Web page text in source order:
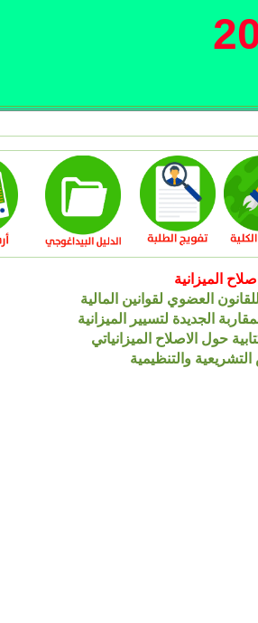
اصلاح الميزانية
العضوي لقوانين المالية
الجديدة لتسيير الميزانية
حول الاصلاح الميزانياتي
والتنظيمية